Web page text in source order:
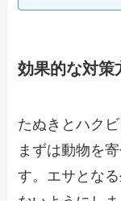
効果的な対策
たぬきとハク
まずは動物を
す。エサとな